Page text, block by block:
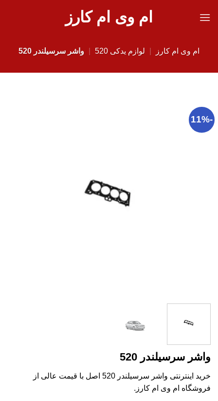
ام وی ام کارز
ام وی ام کارز لوازم یدکی 520 واشر سرسیلندر 520
-11%
واشر سرسیلندر 520
خرید اینترنتی واشر سرسیلندر 520 اصل با قیمت عالی از
فروشگاه ام وی ام کارز.